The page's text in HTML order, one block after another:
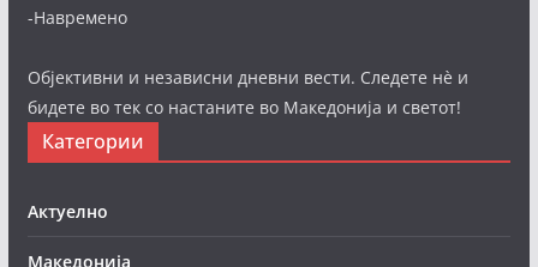
-Навремено
Објективни и независни дневни вести. Следете нè и
бидете во тек со настаните во Македонија и светот!
Категории
Актуелно
Македонија